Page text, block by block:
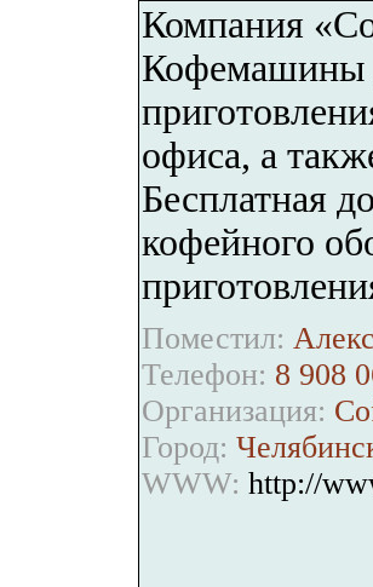
Компания
Кофемашины
офиса, а
Бесплатная
кофейного
Поместил:
Телефон: 8 908
Организация:
Город:
WWW: http://